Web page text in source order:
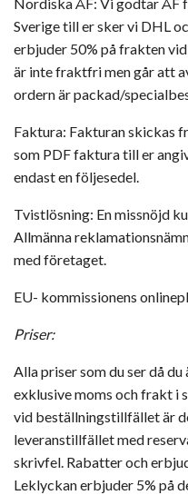
Sverige till er sker vi DHL
erbjuder 50% på frakten
är inte fraktfri men går att
ordern är packad/
Faktura: Fakturan skickas
som PDF faktura till er
endast en följesedel.
Tvistlösning: En missnöjd
Allmänna
med företaget.
EU- kommissionens
Priser:
Alla priser som du ser då
exklusive moms och frakt i
vid beställningstillfället är
leveranstillfället med
skrivfel. Rabatter och
Leklyckan erbjuder 5% på